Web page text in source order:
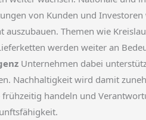
von Kunden und Investoren
auszubauen. Themen wie
werden weiter an
Unternehmen dabei
Nachhaltigkeit wird damit
handeln und